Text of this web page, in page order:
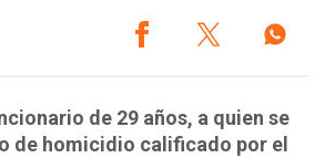
de 29 años, a quien se
de homicidio calificado por el